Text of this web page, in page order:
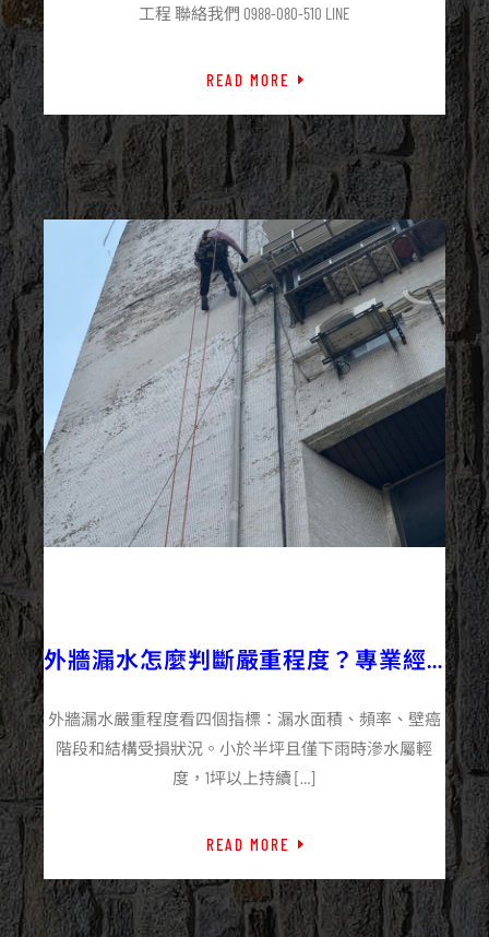
工程 聯絡我們 0988-080-510 LINE
READ MORE
外牆漏水怎麼判斷嚴重程度？專業經
驗分享
外牆漏水嚴重程度看四個指標：漏水面積、頻率、壁癌
階段和結構受損狀況。小於半坪且僅下雨時滲水屬輕
度，1坪以上持續 […]
READ MORE